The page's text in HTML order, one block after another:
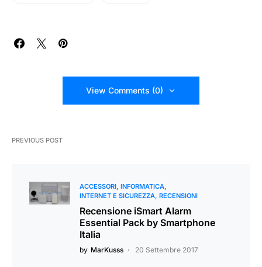
View Comments (0)
PREVIOUS POST
ACCESSORI INFORMATICA
INTERNET E SICUREZZA RECENSIONI
Recensione iSmart Alarm
Essential Pack by Smartphone
Italia
by MarKusss 20 Settembre 2017